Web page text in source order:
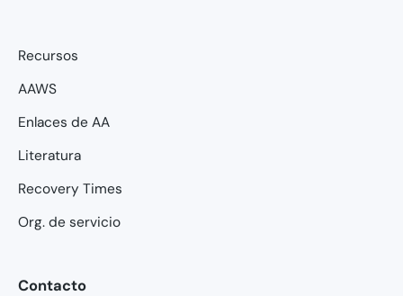
Recursos
AAWS
Enlaces de AA
Literatura
Recovery Times
Org. de servicio
Contacto